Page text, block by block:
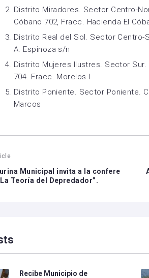
Distrito Miradores. Sector Centro-
Cóbano 702, Fracc. Hacienda El
Distrito Real del Sol. Sector Centro-
A. Espinoza s/n
Distrito Mujeres Ilustres. Sector Sur.
704. Fracc. Morelos I
Distrito Poniente. Sector Poniente.
Marcos
Municipal invita a la confere
Teoría del Depredador”.
Recibe Municipio de